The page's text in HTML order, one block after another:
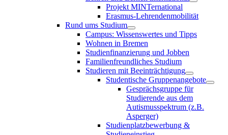
Projekt MINTernational
Erasmus-Lehrendenmobilität
Rund ums Studium
Campus: Wissenswertes und Tipps
Wohnen in Bremen
Studienfinanzierung und Jobben
Familienfreundliches Studium
Studieren mit Beeinträchtigung
Studentische Gruppenangebote
Gesprächsgruppe für
Studierende aus dem
Autismusspektrum (z.B.
Asperger)
Studienplatzbewerbung &